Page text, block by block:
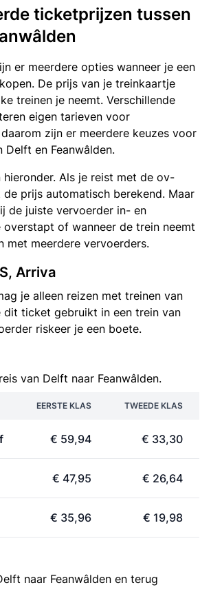
ticketprijzen tussen
er meerdere opties wanneer je een
De prijs van je treinkaartje
treinen je neemt. Verschillende
eigen tarieven voor
zijn er meerdere keuzes voor
Delft en Feanwâlden.
Als je reist met de ov-
prijs automatisch berekend. Maar
de juiste vervoerder in- en
overstapt of wanneer de trein neemt
met meerdere vervoerders.
Arriva
je alleen reizen met treinen van
dit ticket gebruikt in een trein van
riskeer je een boete.
van Delft naar Feanwâlden.
EERSTE KLAS TWEEDE KLAS
€ 59,94 € 33,30
€ 47,95 € 26,64
€ 35,96 € 19,98
naar Feanwâlden en terug